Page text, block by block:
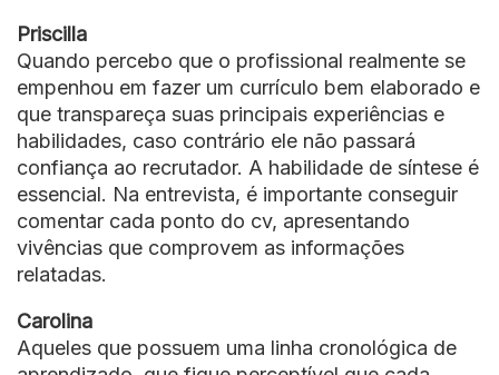
Priscilla
Quando percebo que o profissional realmente se
empenhou em fazer um currículo bem elaborado e
que transpareça suas principais experiências e
habilidades, caso contrário ele não passará
confiança ao recrutador. A habilidade de síntese é
essencial. Na entrevista, é importante conseguir
comentar cada ponto do cv, apresentando
vivências que comprovem as informações
relatadas.
Carolina
Aqueles que possuem uma linha cronológica de